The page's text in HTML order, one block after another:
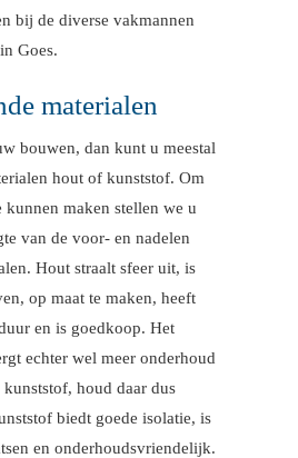
bij de diverse vakmannen
Goes.
materialen
bouwen, dan kunt u meestal
hout of kunststof. Om
kunnen maken stellen we u
van de voor- en nadelen
Hout straalt sfeer uit, is
op maat te maken, heeft
en is goedkoop. Het
echter wel meer onderhoud
houd daar dus
biedt goede isolatie, is
en onderhoudsvriendelijk.